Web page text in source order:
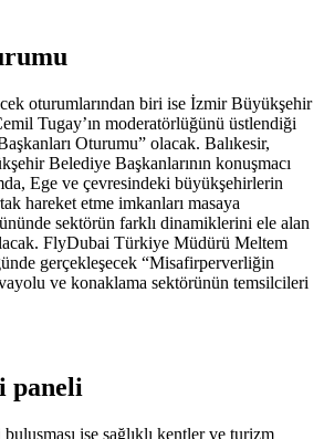
oturumlarından biri ise İzmir Büyükşehir
Tugay’ın moderatörlüğünü üstlendiği
Oturumu” olacak. Balıkesir,
Belediye Başkanlarının konuşmacı
Ege ve çevresindeki büyükşehirlerin
hareket etme imkanları masaya
sektörün farklı dinamiklerini ele alan
FlyDubai Türkiye Müdürü Meltem
gerçekleşecek “Misafirperverliğin
ve konaklama sektörünün temsilcileri
paneli
ise sağlıklı kentler ve turizm